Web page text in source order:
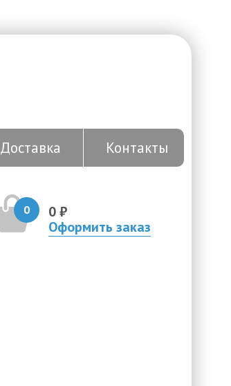
Доставка Контакты
0
0 ₽
Оформить заказ